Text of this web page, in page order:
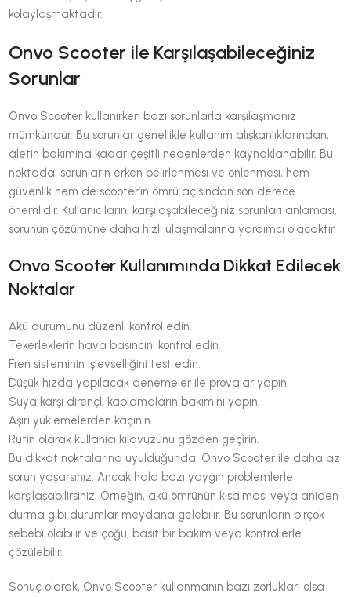
kolaylaşmaktadır.
Onvo Scooter ile Karşılaşabileceğiniz
Sorunlar
Onvo Scooter kullanırken bazı sorunlarla karşılaşmanız
mümkündür. Bu sorunlar genellikle kullanım alışkanlıklarından,
aletin bakımına kadar çeşitli nedenlerden kaynaklanabilir. Bu
noktada, sorunların erken belirlenmesi ve önlenmesi, hem
güvenlik hem de scooter’ın ömrü açısından son derece
önemlidir. Kullanıcıların, karşılaşabileceğiniz sorunları anlaması,
sorunun çözümüne daha hızlı ulaşmalarına yardımcı olacaktır.
Onvo Scooter Kullanımında Dikkat Edilecek
Noktalar
Akü durumunu düzenli kontrol edin.
Tekerleklerin hava basıncını kontrol edin.
Fren sisteminin işlevselliğini test edin.
Düşük hızda yapılacak denemeler ile provalar yapın.
Suya karşı dirençli kaplamaların bakımını yapın.
Aşırı yüklemelerden kaçının.
Rutin olarak kullanıcı kılavuzunu gözden geçirin.
Bu dikkat noktalarına uyulduğunda, Onvo Scooter ile daha az
sorun yaşarsınız. Ancak hala bazı yaygın problemlerle
karşılaşabilirsiniz. Örneğin, akü ömrünün kısalması veya aniden
durma gibi durumlar meydana gelebilir. Bu sorunların birçok
sebebi olabilir ve çoğu, basit bir bakım veya kontrollerle
çözülebilir.
Sonuç olarak, Onvo Scooter kullanmanın bazı zorlukları olsa